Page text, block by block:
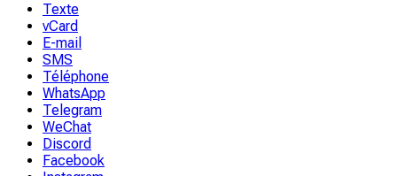
Texte
vCard
E-mail
SMS
Téléphone
WhatsApp
Telegram
WeChat
Discord
Facebook